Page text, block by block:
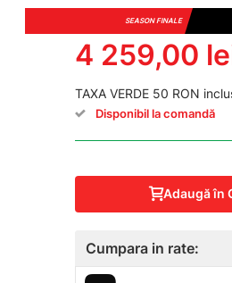
SEASON FINALE
4 259,00
TAXA VERDE 50 RON
Disponibil la comandă
Adaugă în
Cumpara in rate: